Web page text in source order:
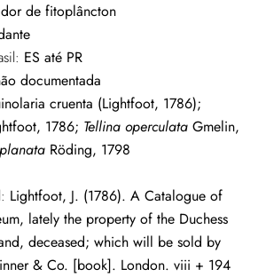
de fitoplâncton
ES até PR
documentada
cruenta (Lightfoot, 1786);
1786; Tellina operculataGmelin,
Röding, 1798
Lightfoot, J. (1786). A Catalogue of
lately the property of the Duchess
deceased; which will be sold by
& Co. [book]. London. viii + 194